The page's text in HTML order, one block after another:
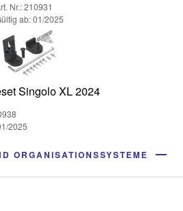
Nr.: 210931
ab: 01/2025
Singolo XL 2024
2025
ORGANISATIONSSYSTEME